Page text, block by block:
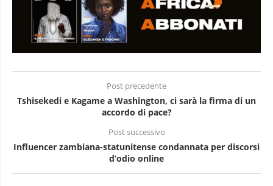
Post precedente
Tshisekedi e Kagame a Washington, ci sarà la firma di un
accordo di pace?
Post successivo
Influencer zambiana-statunitense condannata per discorsi
d’odio online